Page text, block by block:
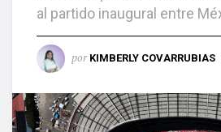
al partido inaugural entre
por KIMBERLY COVARRUBIAS